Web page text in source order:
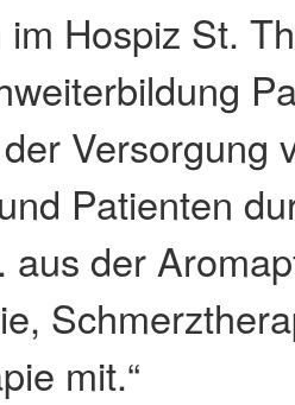
Hospiz St.
Versorgung
Patienten
aus der
mit.“